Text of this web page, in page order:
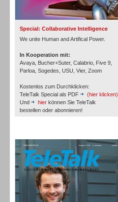
Special: Collaborative Intelligence
We unite Human and Artifical Power.
In Kooperation mit:
Avaya, Bucher+Suter, Calabrio, Five 9,
Parloa, Sogedes, USU, Vier, Zoom
Kostenlos zum Durchklicken:
TeleTalk Special als PDF
(hier klicken)
Und
hier können Sie TeleTalk
bestellen oder abonnieren!
Inbound